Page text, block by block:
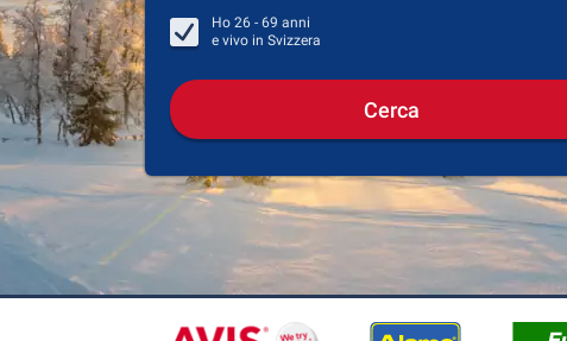
Ho 26 - 69 anni
e vivo in Svizzera
Cerca